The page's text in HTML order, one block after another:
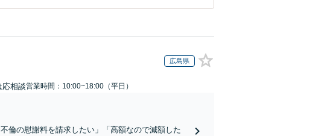
広島県
応相談営業時間：10:00~18:00（平日）
倫の慰謝料を請求したい」「高額なので減額した